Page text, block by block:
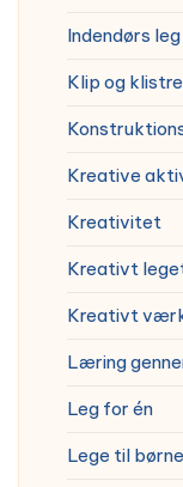
Indendørs leg
Klip og klistre
Kreative
Kreativitet
Kreativt
Kreativt
Læring
Leg for én
Lege til